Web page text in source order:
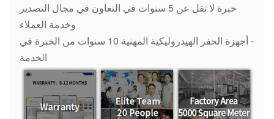
الكوكبية
EX120 حامل الأول
أسلحة
التشغيل
الكوكبية
EX120
EX120 حامل الثاني
أسلحة
التشغيل
EX120
خبرة لا تقل عن 5 سنوات في التعاون في مجال التصدير
وخدمة العملاء
- أجهزة الحفر الهيدروليكية المهنية 10 سنوات من الخبرة في
الخدمة